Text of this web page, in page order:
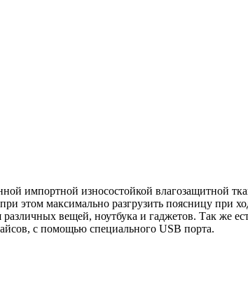
импортной износостойкой влагозащитной
этом максимально разгрузить поясницу при
вещей, ноутбука и гаджетов. Так же
с помощью специального USB порта.